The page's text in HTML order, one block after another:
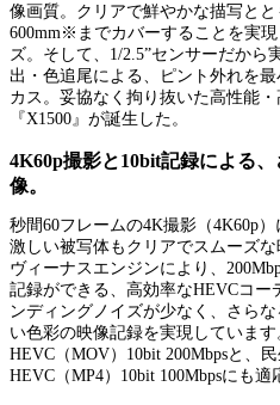
像画質。クリアで鮮やかな描写と
600mm※までカバーすることを実
ズ。そして、1/2.5”センサーだから
出・色追尾による、ピント外れを
カス。妥協なく拘り抜いた高性能
『X1500』が誕生した。
4K60p撮影と10bit記録による
像。
秒間60フレームの4K撮影（4K60p
激しい被写体もクリアでスムーズな
ヴィーナスエンジンにより、
記録ができる、高効率なHEVCコ
ンディングノイズが少なく、さら
い色彩の映像記録を実現していま
HEVC（MOV）10bit 200Mbpsと、
HEVC（MP4）10bit 100Mbpsにも適